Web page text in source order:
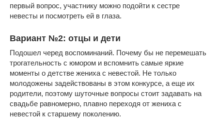
первый вопрос, участнику можно подойти к сестре
невесты и посмотреть ей в глаза.
Вариант №2: отцы и дети
Подошел черед воспоминаний. Почему бы не перемешать
трогательность с юмором и вспомнить самые яркие
моменты о детстве жениха с невестой. Не только
молодожены задействованы в этом конкурсе, а еще их
родители, поэтому шуточные вопросы стоит задавать на
свадьбе равномерно, плавно переходя от жениха с
невестой к старшему поколению.